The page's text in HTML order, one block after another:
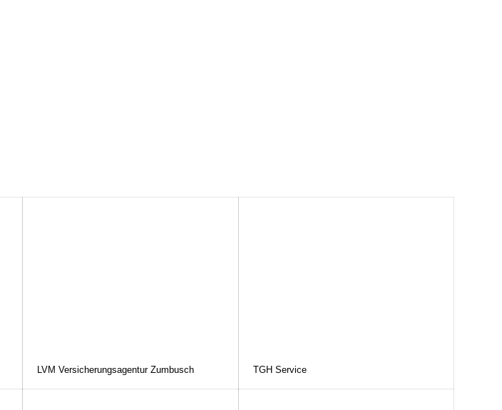
LVM Versicherungsagentur Zumbusch TGH Service